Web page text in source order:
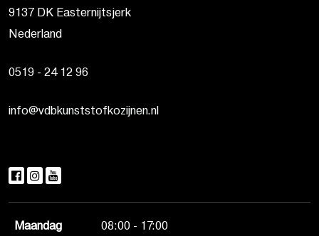
9137 DK Easternijtsjerk
Nederland
0519 - 24 12 96
info@vdbkunststofkozijnen.nl
Maandag 08:00 - 17:00